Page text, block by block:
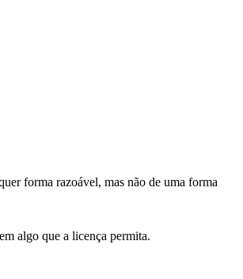
forma razoável, mas não de uma forma
algo que a licença permita.